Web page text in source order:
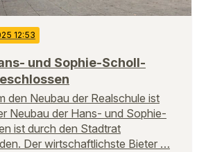
12:53
und Sophie-Scholl-
den Neubau der Realschule ist
Neubau der Hans- und Sophie-
ist durch den Stadtrat
Der wirtschaftlichste Bieter …